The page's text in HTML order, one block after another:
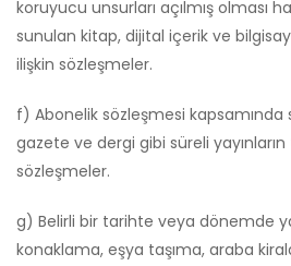
koruyucu unsurları açılmış olması
sunulan kitap, dijital içerik ve
ilişkin sözleşmeler.
f) Abonelik sözleşmesi kapsamında
gazete ve dergi gibi süreli
sözleşmeler.
g) Belirli bir tarihte veya dönemde
konaklama, eşya taşıma, araba